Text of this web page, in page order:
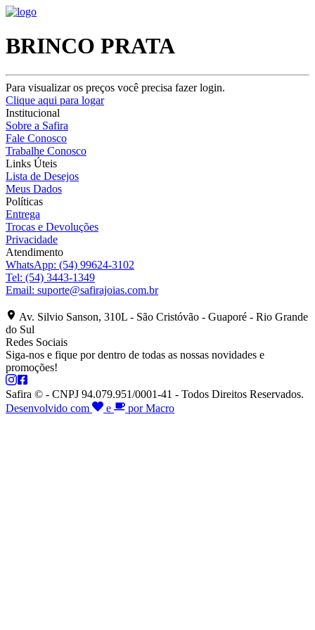
BRINCO PRATA
Para visualizar os preços você precisa fazer login.
Clique aqui para logar
Institucional
Sobre a Safira
Fale Conosco
Trabalhe Conosco
Links Úteis
Lista de Desejos
Meus Dados
Políticas
Entrega
Trocas e Devoluções
Privacidade
Atendimento
WhatsApp: (54) 99624-3102
Tel: (54) 3443-1349
Email: suporte@safirajoias.com.br
Av. Silvio Sanson, 310L - São Cristóvão - Guaporé - Rio Grande
do Sul
Redes Sociais
Siga-nos e fique por dentro de todas as nossas novidades e
promoções!
Safira © - CNPJ 94.079.951/0001-41 - Todos Direitos Reservados.
Desenvolvido com
e por Macro